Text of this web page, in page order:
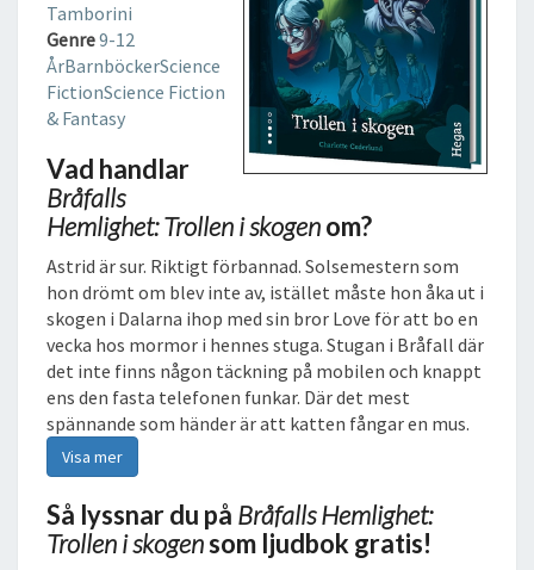
H
E
T
T
R
O
L
N
I
S
K
O
G
E
J
U
Tamborini
Genre9-12
ÅrBarnböckerScience
FictionScience Fiction
& Fantasy
Vad handlar
Bråfalls
Hemlighet: Trollen i skogenom?
Astrid är sur. Riktigt förbannad. Solsemestern som
hon drömt om blev inte av, istället måste hon åka ut i
skogen i Dalarna ihop med sin bror Love för att bo en
vecka hos mormor i hennes stuga. Stugan i Bråfall där
det inte finns någon täckning på mobilen och knappt
ens den fasta telefonen funkar. Där det mest
spännande som händer är att katten fångar en mus.
Visa mer
Så lyssnar du på Bråfalls Hemlighet:
Trollen i skogensom ljudbok gratis!